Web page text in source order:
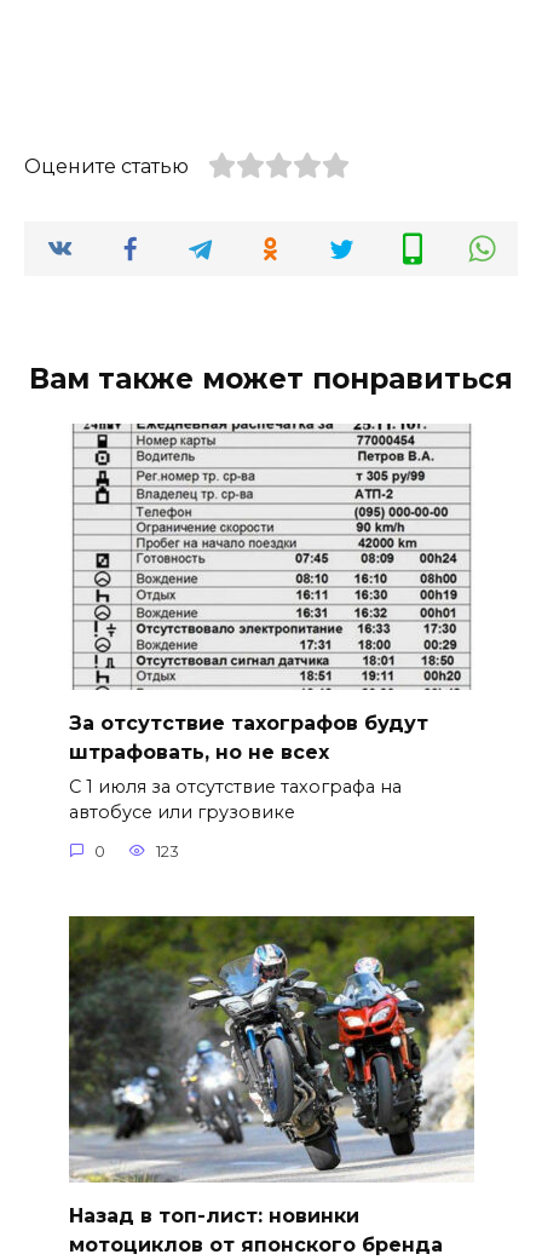
Оцените статью
Вам также может понравиться
За отсутствие тахографов будут
штрафовать, но не всех
С 1 июля за отсутствие тахографа на
автобусе или грузовике
0 123
Назад в топ-лист: новинки
мотоциклов от японского бренда